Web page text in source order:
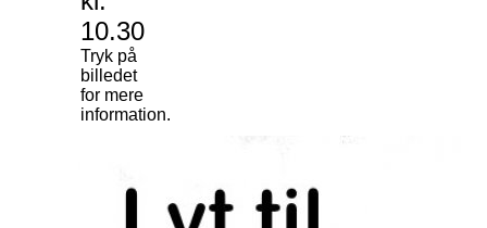
10.30
Tryk på
billedet
for mere
information.